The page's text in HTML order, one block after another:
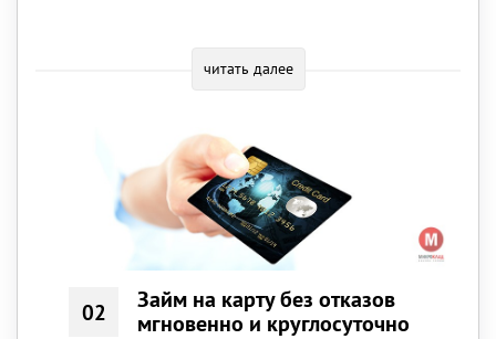
читать далее
02
Займ на карту без отказов
мгновенно и круглосуточно